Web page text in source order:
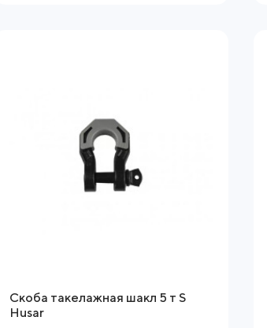
Скоба такелажная шакл 5 т S
Husar